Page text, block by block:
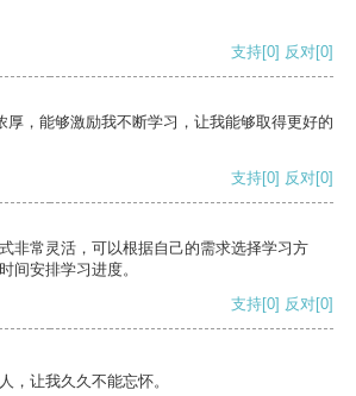
支持[0] 反对[0]
厚，能够激励我不断学习，让我能够取得更好的
支持[0] 反对[0]
非常灵活，可以根据自己的需求选择学习方
间安排学习进度。
支持[0] 反对[0]
，让我久久不能忘怀。